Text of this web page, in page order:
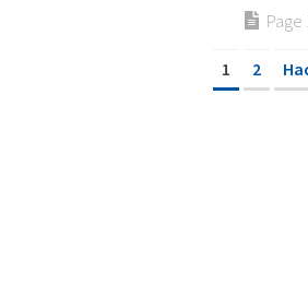
Page
1 2